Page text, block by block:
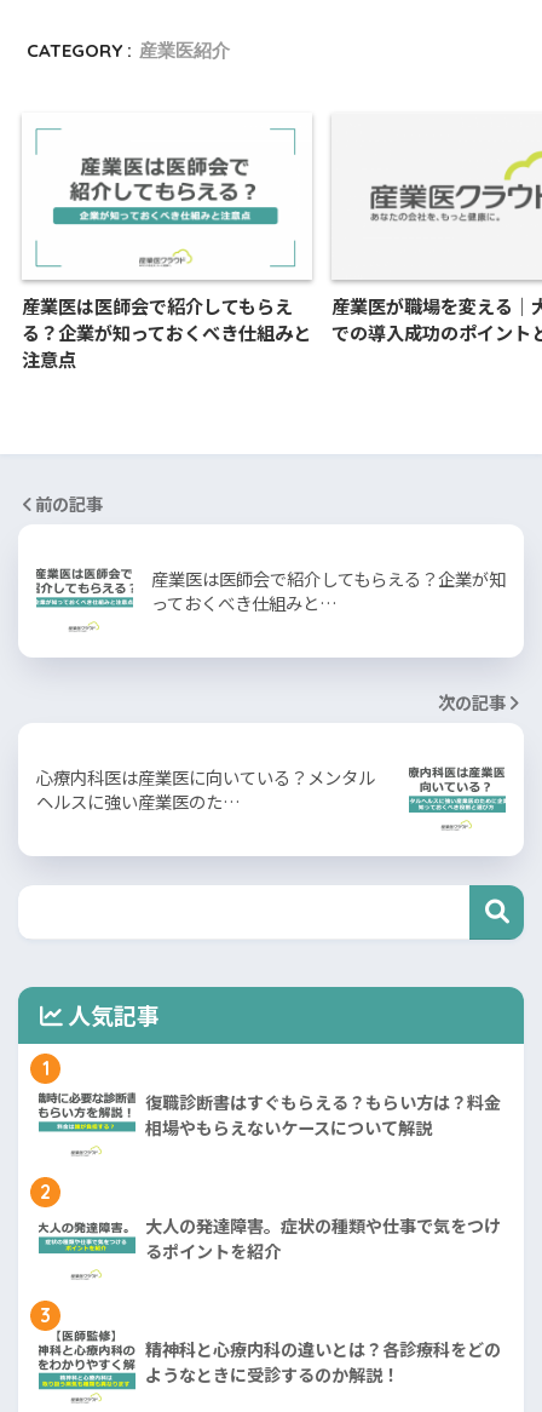
CATEGORY : 産業医紹介
産業医は医師会で紹介してもらえ
る？企業が知っておくべき仕組みと
注意点
産業医が職場を変える｜
での導入成功のポイント
前の記事
産業医は医師会で紹介してもらえる？企業が知
っておくべき仕組みと…
次の記事
心療内科医は産業医に向いている？メンタル
ヘルスに強い産業医のた…
人気記事
1
復職診断書はすぐもらえる？もらい方は？料金
相場やもらえないケースについて解説
2
大人の発達障害。症状の種類や仕事で気をつけ
るポイントを紹介
3
精神科と心療内科の違いとは？各診療科をどの
ようなときに受診するのか解説！